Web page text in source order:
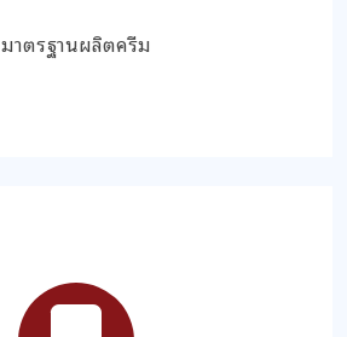
มาตรฐานผลิตครีม